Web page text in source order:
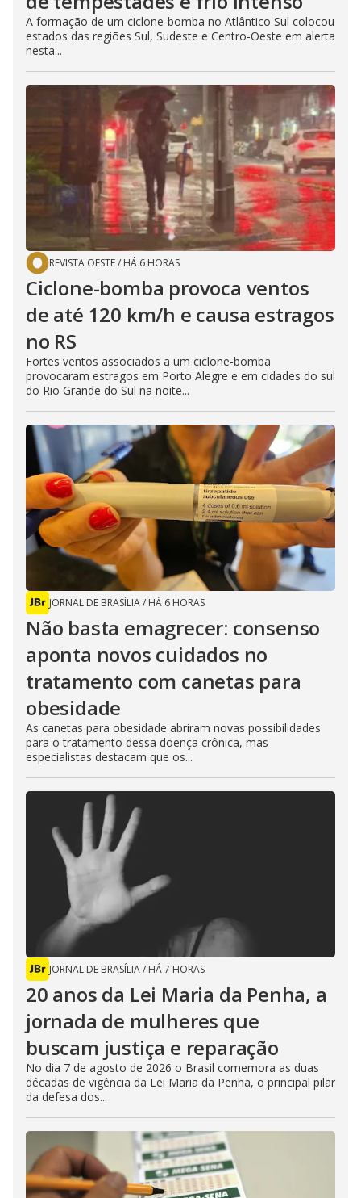
A formação de um ciclone-bomba no Atlântico Sul colocou
estados das regiões Sul, Sudeste e Centro-Oeste em alerta
nesta...
REVISTA OESTE/ HÁ 6 HORAS
Ciclone-bomba provoca ventos
de até 120 km/h e causa estragos
no RS
Fortes ventos associados a um ciclone-bomba
provocaram estragos em Porto Alegre e em cidades do sul
do Rio Grande do Sul na noite...
JORNAL DE BRASÍLIA/ HÁ 6 HORAS
Não basta emagrecer: consenso
aponta novos cuidados no
tratamento com canetas para
obesidade
As canetas para obesidade abriram novas possibilidades
para o tratamento dessa doença crônica, mas
especialistas destacam que os...
JORNAL DE BRASÍLIA/ HÁ 7 HORAS
20 anos da Lei Maria da Penha, a
jornada de mulheres que
buscam justiça e reparação
No dia 7 de agosto de 2026 o Brasil comemora as duas
décadas de vigência da Lei Maria da Penha, o principal pilar
da defesa dos...